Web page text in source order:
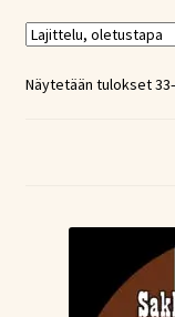
Näytetään tulokset